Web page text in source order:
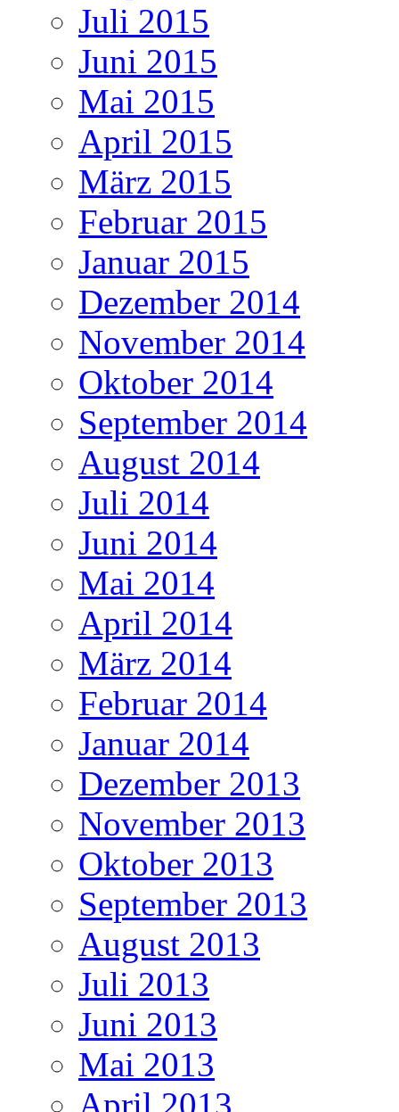
Juli 2015
Juni 2015
Mai 2015
April 2015
März 2015
Februar 2015
Januar 2015
Dezember 2014
November 2014
Oktober 2014
September 2014
August 2014
Juli 2014
Juni 2014
Mai 2014
April 2014
März 2014
Februar 2014
Januar 2014
Dezember 2013
November 2013
Oktober 2013
September 2013
August 2013
Juli 2013
Juni 2013
Mai 2013